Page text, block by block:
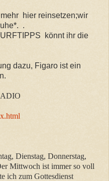
hier reinsetzen;wir
.
könnt ihr die
dazu, Figaro ist ein
Dienstag, Donnerstag,
Mittwoch ist immer so voll
ich zum Gottesdienst